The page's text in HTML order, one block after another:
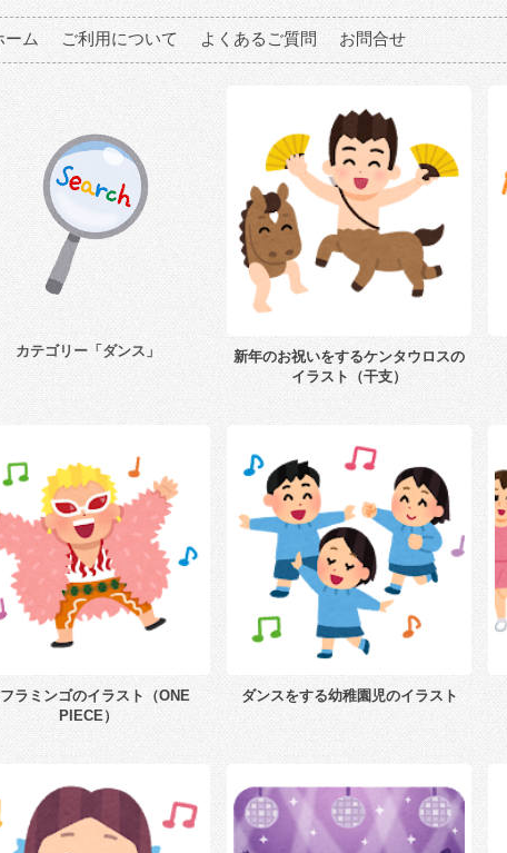
ーム ご利用について よくあるご質問 お問合せ
カテゴリー「ダンス」
新年のお祝いをするケンタウロスの
イラスト（干支）
フラミンゴのイラスト（ONE
PIECE）
ダンスをする幼稚園児のイラスト